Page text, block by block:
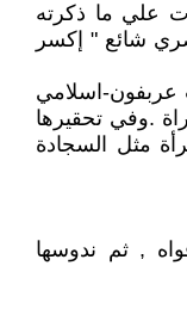
علي ما ذكرته
شائع " إكسر
عربفون-اسلامي
.وفي تحقيرها
مثل السجادة
, ثم ندوسها